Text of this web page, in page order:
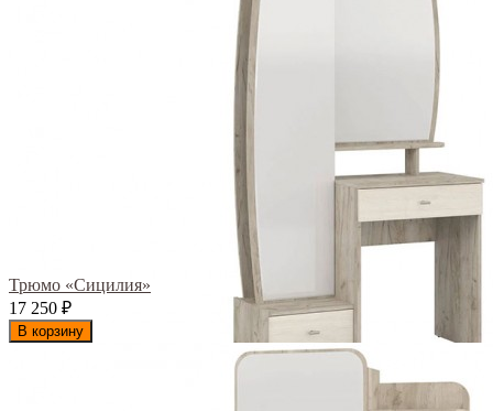
Трюмо «Сицилия»
17 250 ₽
В корзину